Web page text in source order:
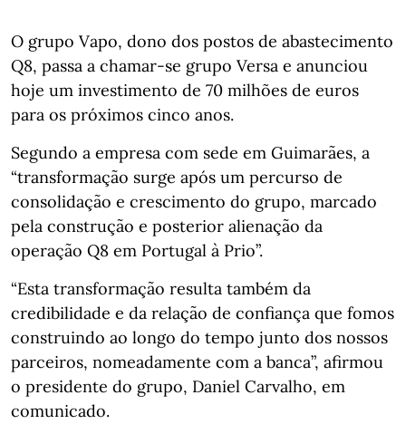
O grupo Vapo, dono dos postos de abastecimento
Q8, passa a chamar-se grupo Versa e anunciou
hoje um investimento de 70 milhões de euros
para os próximos cinco anos.
Segundo a empresa com sede em Guimarães, a
“transformação surge após um percurso de
consolidação e crescimento do grupo, marcado
pela construção e posterior alienação da
operação Q8 em Portugal à Prio”.
“Esta transformação resulta também da
credibilidade e da relação de confiança que fomos
construindo ao longo do tempo junto dos nossos
parceiros, nomeadamente com a banca”, afirmou
o presidente do grupo, Daniel Carvalho, em
comunicado.